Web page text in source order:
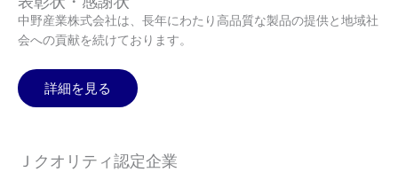
中野産業株式会社は、長年にわたり高品質な製品の提供と地域社
会への貢献を続けております。
詳細を見る
Ｊクオリティ認定企業